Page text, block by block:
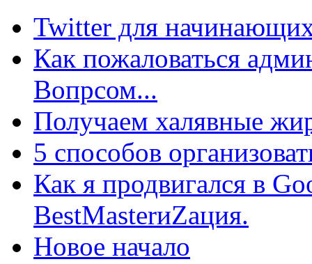
Twitter для
Как пожаловаться
Вопрсом...
Получаем халявные
5 способов
Как я продвигался в
BestMasterиZация.
Новое начало